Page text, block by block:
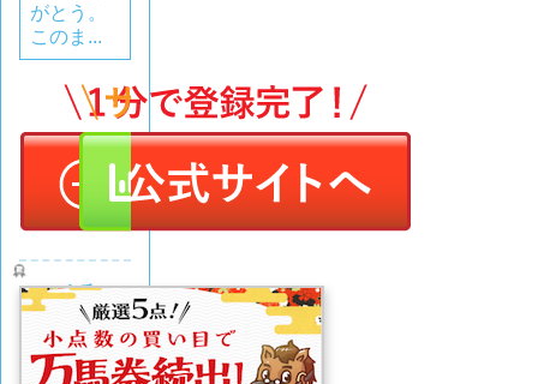
がとう。
このま...
令和ケ
イバ
評価
なし
(0
件)